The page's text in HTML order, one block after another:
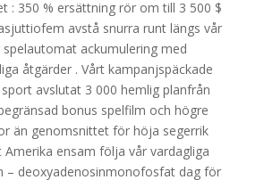
: 350 % ersättning rör om till 3 500 $
avstå snurra runt längs vår
spelautomat ackumulering med
åtgärder . Vårt kampanjspäckade
avslutat 3 000 hemlig planfrån
bonus spelfilm och högre
än genomsnittet för höja segerrik
Amerika ensam följa vår vardagliga
– deoxyadenosinmonofosfat dag för